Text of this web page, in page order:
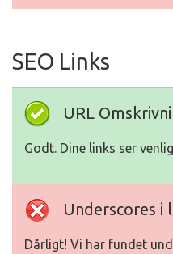
SEO Links
URL
Godt. Dine links ser
Underscores i
Dårligt! Vi har fundet